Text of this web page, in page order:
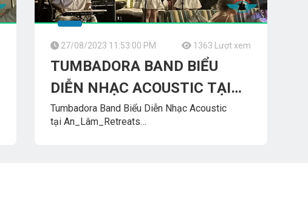
27/08/2023 11:53:00 PM 1363 Lượt xem
TUMBADORA BAND BIỂU
DIỄN NHẠC ACOUSTIC TẠI
AN_LÂM_RETREATS
Tumbadora Band Biểu Diễn Nhạc Acoustic
tại An_Lâm_Retreats